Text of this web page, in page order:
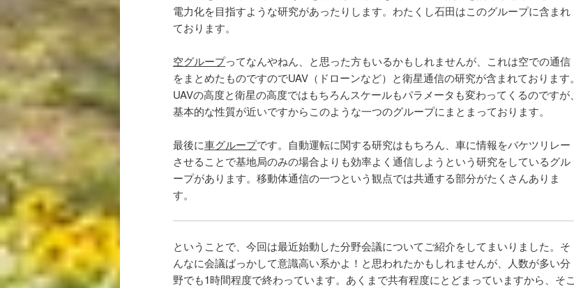
電力化を目指すような研究があったりします。わたくし石田はこのグループに含まれ
ております。
空グループってなんやねん、と思った方もいるかもしれませんが、これは空での通信
をまとめたものですのでUAV（ドローンなど）と衛星通信の研究が含まれております。
UAVの高度と衛星の高度ではもちろんスケールもパラメータも変わってくるのですが、
基本的な性質が近いですからこのような一つのグループにまとまっております。
最後に車グループです。自動運転に関する研究はもちろん、車に情報をバケツリレー
させることで基地局のみの場合よりも効率よく通信しようという研究をしているグル
ープがあります。移動体通信の一つという観点では共通する部分がたくさんありま
す。
ということで、今回は最近始動した分野会議についてご紹介をしてまいりました。そ
んなに会議ばっかして意識高い系かよ！と思われたかもしれませんが、人数が多い分
野でも1時間程度で終わっています。あくまで共有程度にとどまっていますから、そこ